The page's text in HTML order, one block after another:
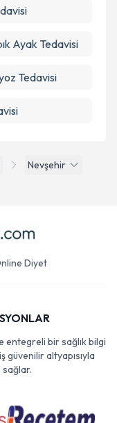
Nevşehir
Ayak Tedavisi
Tedavisi
Diyet
entegreli bir sağlık bilgi
altyapısıyla
sağlar.